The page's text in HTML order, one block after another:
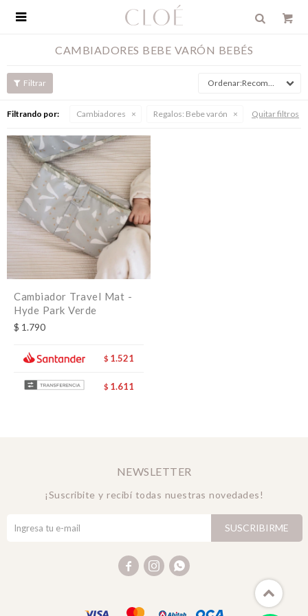

CAMBIADORES BEBE VARÓN BEBÉS
Recomendados
Filtrando por: Cambiadores Regalos: Bebe varón Quitar filtros
Cambiador Travel Mat -
Hyde Park Verde
$ 1.790
$ 1.521
$ 1.611
NEWSLETTER
¡Suscribite y recibí todas nuestras novedades!
SUSCRIBIRME
  